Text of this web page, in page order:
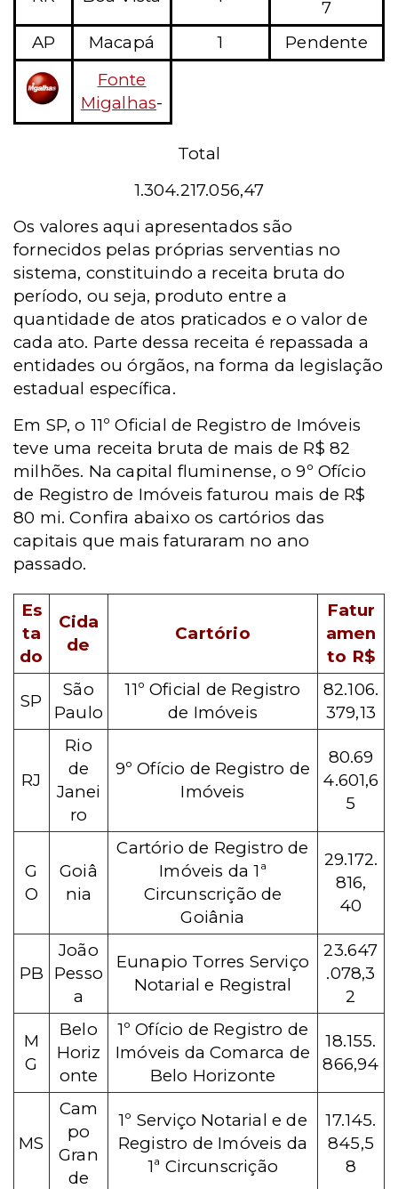
7
AP
Macapá 1
Pendente
Fonte
Migalhas-
Total
1.304.217.056,47
Os valores aqui apresentados são
fornecidos pelas próprias serventias no
sistema, constituindo a receita bruta do
período, ou seja, produto entre a
quantidade de atos praticados e o valor de
cada ato. Parte dessa receita é repassada a
entidades ou órgãos, na forma da legislação
estadual específica.
Em SP, o 11º Oficial de Registro de Imóveis
teve uma receita bruta de mais de R$ 82
milhões. Na capital fluminense, o 9º Ofício
de Registro de Imóveis faturou mais de R$
80 mi.Confira abaixo os cartórios das
capitais que mais faturaram no ano
passado.
Es
ta
do
Cida
de
Cartório
Fatur
amen
to R$
SP
São
Paulo
11º Oficial de Registro
de Imóveis
82.106.
379,13
RJ
Rio
de
Janei
ro
9º Ofício de Registro de
Imóveis
80.69
4.601,6
5
G
O
Goiâ
nia
Cartório de Registro de
Imóveis da 1ª
Circunscrição de
Goiânia
29.172.
816,
40
PB
João
Pesso
a
Eunapio Torres Serviço
Notarial e Registral
23.647
.078,3
2
M
G
Belo
Horiz
onte
1º Ofício de Registro de
Imóveis da Comarca de
Belo Horizonte
18.155.
866,94
MS
Cam
po
Gran
de
1º Serviço Notarial e de
Registro de Imóveis da
1ª Circunscrição
17.145.
845,5
8